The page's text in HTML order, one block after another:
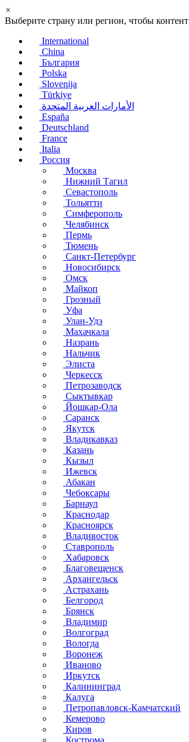
×
Выберите страну или регион, чтобы
International
China
България
Polska
Slovenija
Türkiye
الأمارات العربية المتحدة
España
Deutschland
France
Italia
Россия
Москва
Нижний Тагил
Севастополь
Тольятти
Симферополь
Челябинск
Пермь
Тюмень
Санкт-Петербург
Новосибирск
Омск
Майкоп
Грозный
Уфа
Улан-Удэ
Махачкала
Назрань
Нальчик
Элиста
Черкесск
Петрозаводск
Сыктывкар
Йошкар-Ола
Саранск
Якутск
Владикавказ
Казань
Кызыл
Ижевск
Абакан
Чебоксары
Барнаул
Краснодар
Красноярск
Владивосток
Ставрополь
Хабаровск
Благовещенск
Архангельск
Астрахань
Белгород
Брянск
Владимир
Волгоград
Вологда
Воронеж
Иваново
Иркутск
Калининград
Калуга
Петропавловск-Камчатский
Кемерово
Киров
Кострома